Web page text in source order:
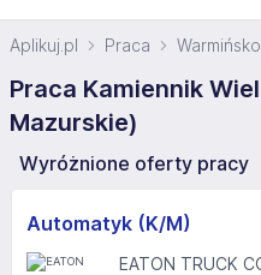
Aplikuj.pl Praca
Praca Kamiennik
Mazurskie)
Wyróżnione oferty pracy
Automatyk (K/M)